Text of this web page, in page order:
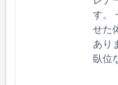
す。
せた
あり
臥位